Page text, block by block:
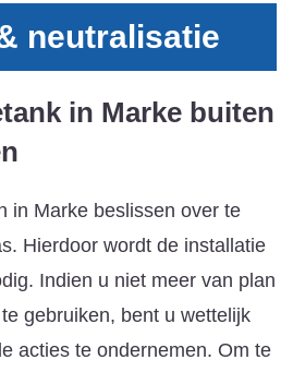
neutralisatie
in Marke buiten
in Marke beslissen over te
Hierdoor wordt de installatie
Indien u niet meer van plan
gebruiken, bent u wettelijk
acties te ondernemen. Om te